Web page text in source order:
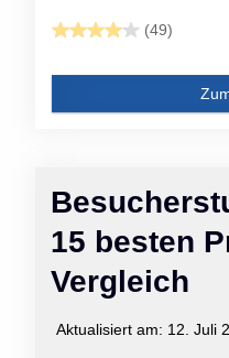
15 besten
Vergleich
Aktualisiert am: 12. Juli
(49)